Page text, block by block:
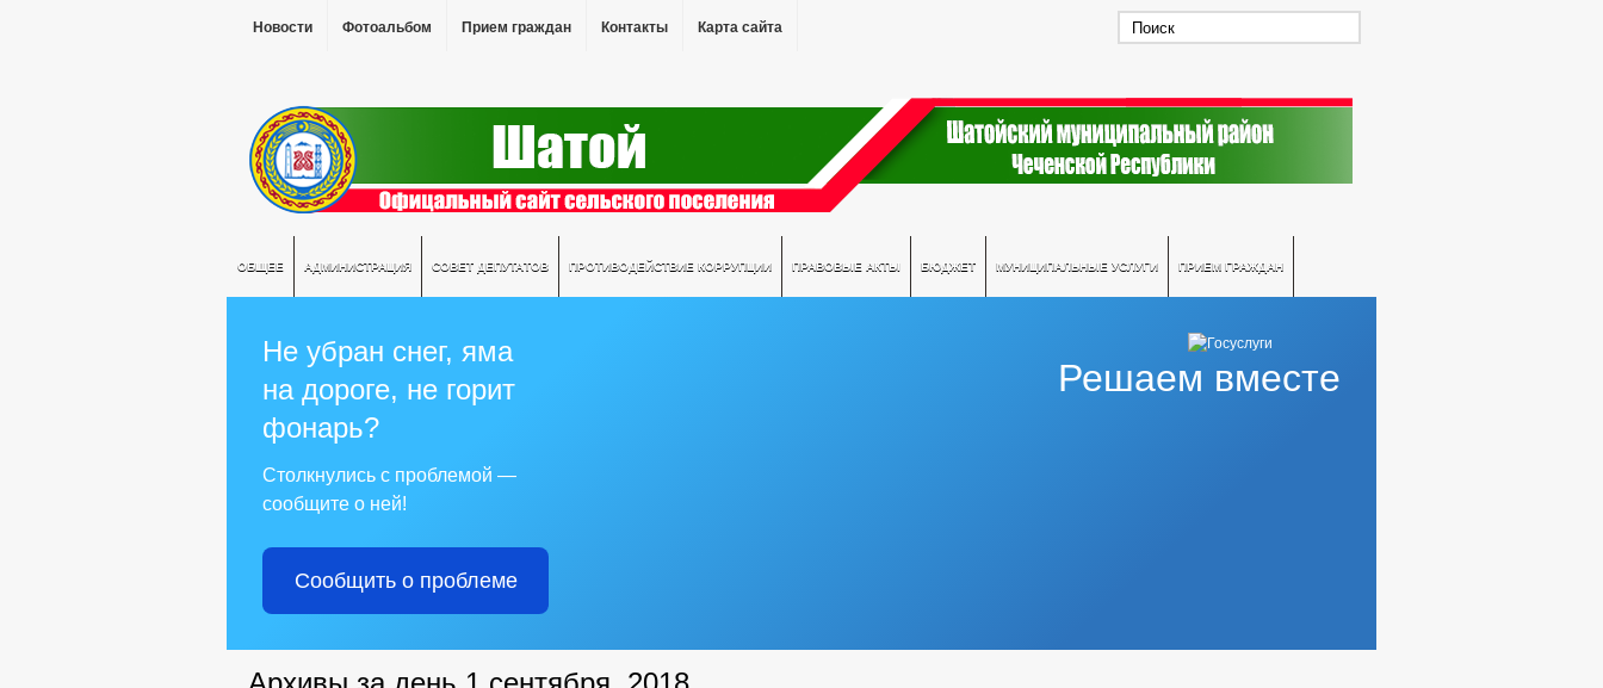
Новости Фотоальбом Прием граждан Контакты Карта сайта
ОБЩЕЕ АДМИНИСТРАЦИЯ СОВЕТ ДЕПУТАТОВ ПРОТИВОДЕЙСТВИЕ КОРРУПЦИИ ПРАВОВЫЕ АКТЫ БЮДЖЕТ МУНИЦИПАЛЬНЫЕ УСЛУГИ ПРИЕМ ГРАЖДАН
Решаем вместе
Не убран снег, яма
на дороге, не горит
фонарь?
Столкнулись с проблемой —
сообщите о ней!
Сообщить о проблеме